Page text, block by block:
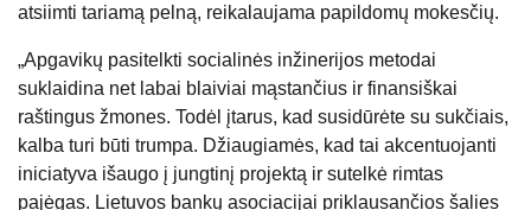
atsiimti tariamą pelną, reikalaujama papildomų mokesčių.
„Apgavikų pasitelkti socialinės inžinerijos metodai
suklaidina net labai blaiviai mąstančius ir finansiškai
raštingus žmones. Todėl įtarus, kad susidūrėte su sukčiais,
kalba turi būti trumpa. Džiaugiamės, kad tai akcentuojanti
iniciatyva išaugo į jungtinį projektą ir sutelkė rimtas
pajėgas. Lietuvos bankų asociacijai priklausančios šalies